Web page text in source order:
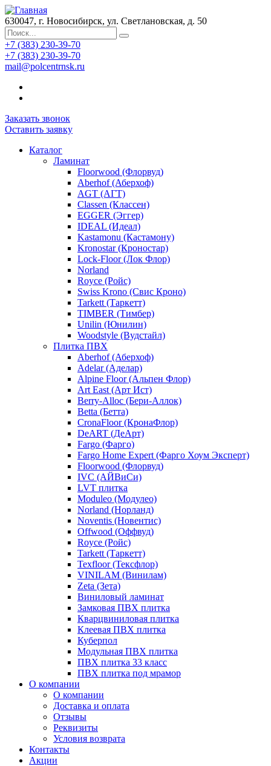
630047, г. Новосибирск, ул. Светлановская, д. 50
+7 (383) 230-39-70
+7 (383) 230-39-70
mail@polcentrnsk.ru
Заказать звонок
Оставить заявку
Каталог
Ламинат
Floorwood (Флорвуд)
Aberhof (Аберхоф)
AGT (АГТ)
Classen (Классен)
EGGER (Эггер)
IDEAL (Идеал)
Kastamonu (Кастамону)
Kronostar (Кроностар)
Lock-Floor (Лок Флор)
Norland
Royce (Ройс)
Swiss Krono (Свис Кроно)
Tarkett (Таркетт)
TIMBER (Тимбер)
Unilin (Юнилин)
Woodstyle (Вудстайл)
Плитка ПВХ
Aberhof (Аберхоф)
Adelar (Аделар)
Alpine Floor (Альпен Флор)
Art East (Арт Ист)
Berry-Alloc (Бери-Аллок)
Betta (Бетта)
CronaFloor (КронаФлор)
DeART (ДеАрт)
Fargo (Фарго)
Fargo Home Expert (Фарго Хоум Эксперт)
Floorwood (Флорвуд)
IVC (АЙВиСи)
LVT плитка
Moduleo (Модулео)
Norland (Норланд)
Noventis (Новентис)
Offwood (Оффвуд)
Royce (Ройс)
Tarkett (Таркетт)
Texfloor (Тексфлор)
VINILAM (Винилам)
Zeta (Зета)
Виниловый ламинат
Замковая ПВХ плитка
Кварцвиниловая плитка
Клеевая ПВХ плитка
Куберпол
Модульная ПВХ плитка
ПВХ плитка 33 класс
ПВХ плитка под мрамор
О компании
О компании
Доставка и оплата
Отзывы
Реквизиты
Условия возврата
Контакты
Акции